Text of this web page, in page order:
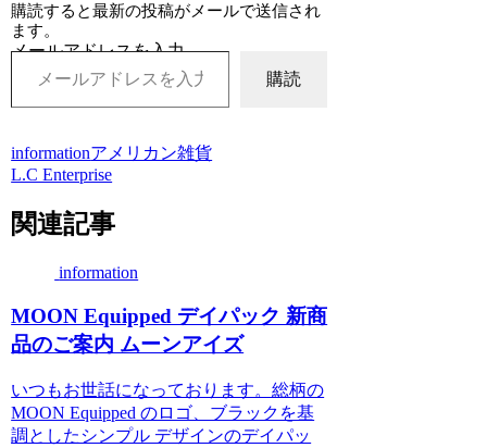
購読すると最新の投稿がメールで送信され
ます。
メールアドレスを入力...
購読
informationアメリカン雑貨
L.C Enterprise
関連記事
information
MOON Equipped デイパック 新商
品のご案内 ムーンアイズ
いつもお世話になっております。総柄の
MOON Equipped のロゴ、ブラックを基
調としたシンプル デザインのデイパッ